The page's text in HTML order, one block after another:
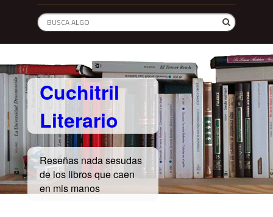
Cuchitril
Literario
Reseñas nada sesudas
de los libros que caen
en mis manos